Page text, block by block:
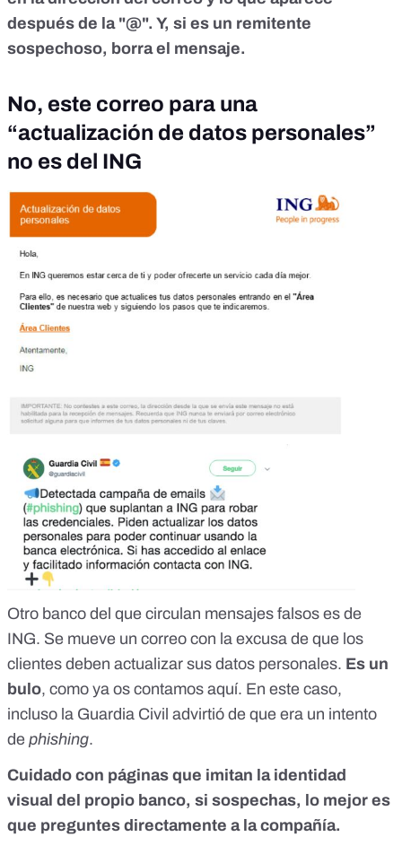
después de la "@". Y, si es un remitente
sospechoso, borra el mensaje.
No, este correo para una
“actualización de datos personales”
no es del ING
Otro banco del que circulan mensajes falsos es de
ING. Se mueve un correo con la excusa de que los
clientes deben actualizar sus datos personales. Es un
bulo, como ya os contamos aquí. En este caso,
incluso la Guardia Civil advirtió de que era un intento
de phishing.
Cuidado con páginas que imitan la identidad
visual del propio banco, si sospechas, lo mejor es
que preguntes directamente a la compañía.